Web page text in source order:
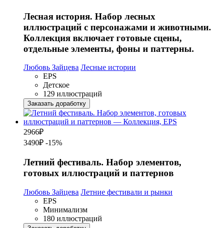
Лесная история. Набор лесных
иллюстраций с персонажами и животными.
Коллекция включает готовые сцены,
отдельные элементы, фоны и паттерны.
Любовь Зайцева Лесные истории
EPS
Детское
129 иллюстраций
Заказать доработку
2966₽
3490₽ -15%
Летний фестиваль. Набор элементов,
готовых иллюстраций и паттернов
Любовь Зайцева Летние фестивали и рынки
EPS
Минимализм
180 иллюстраций